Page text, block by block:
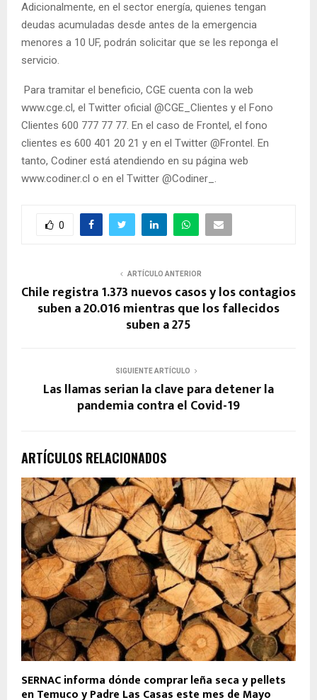
Adicionalmente, en el sector energía, quienes tengan
deudas acumuladas desde antes de la emergencia
menores a 10 UF, podrán solicitar que se les reponga el
servicio.
Para tramitar el beneficio, CGE cuenta con la web
www.cge.cl, el Twitter oficial @CGE_Clientes y el Fono
Clientes 600 777 77 77. En el caso de Frontel, el fono
clientes es 600 401 20 21 y en el Twitter @Frontel. En
tanto, Codiner está atendiendo en su página web
www.codiner.cl o en el Twitter @Codiner_.
0
ARTÍCULO ANTERIOR
Chile registra 1.373 nuevos casos y los contagios
suben a 20.016 mientras que los fallecidos
suben a 275
SIGUIENTE ARTÍCULO
Las llamas serian la clave para detener la
pandemia contra el Covid-19
ARTÍCULOS RELACIONADOS
SERNAC informa dónde comprar leña seca y pellets
en Temuco y Padre Las Casas este mes de Mayo